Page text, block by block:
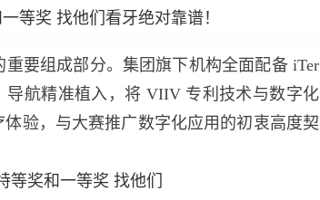
要组成部分。集团旗下机构全面配备 iTer
航精准植入，将 VIIV 专利技术与数字化
验，与大赛推广数字化应用的初衷高度契